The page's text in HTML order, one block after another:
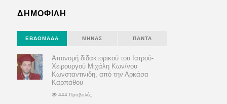
ΔΗΜΟΦΙΛΗ
ΕΒΔΟΜΆΔΑ ΜΉΝΑΣ ΠΆΝΤΑ
Απονομή διδακτορικού του Ιατρού-
Χειρουργού Μιχάλη Κων/νου
Κωνσταντινιδη, από την Αρκάσα
Καρπάθου
444 Προβολές